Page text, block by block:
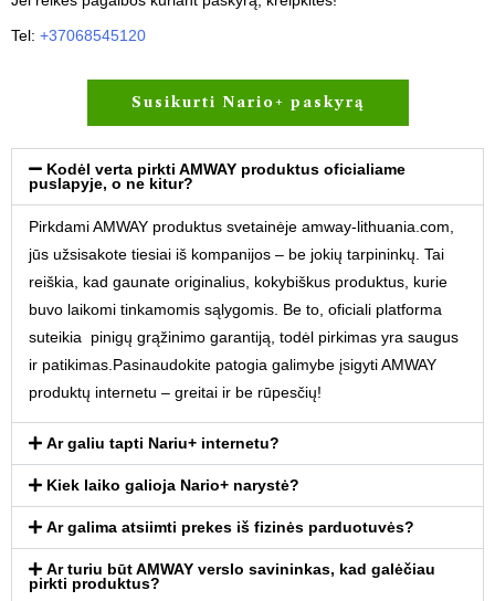
Tel: +37068545120
Susikurti Nario+ paskyrą
Kodėl verta pirkti AMWAY produktus oficialiame
puslapyje, o ne kitur?
Pirkdami AMWAY produktus svetainėje amway-lithuania.com,
jūs užsisakote tiesiai iš kompanijos – be jokių tarpininkų. Tai
reiškia, kad gaunate originalius, kokybiškus produktus, kurie
buvo laikomi tinkamomis sąlygomis. Be to, oficiali platforma
suteikia pinigų grąžinimo garantiją, todėl pirkimas yra saugus
ir patikimas.Pasinaudokite patogia galimybe įsigyti AMWAY
produktų internetu – greitai ir be rūpesčių!
Ar galiu tapti Nariu+ internetu?
Kiek laiko galioja Nario+ narystė?
Ar galima atsiimti prekes iš fizinės parduotuvės?
Ar turiu būt AMWAY verslo savininkas, kad galėčiau
pirkti produktus?